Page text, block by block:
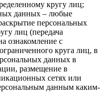
кругу лиц;
данных – любые
персональных
лиц (передача
ознакомление с
круга лиц, в
данных в
размещение в
сетях или
данным каким-